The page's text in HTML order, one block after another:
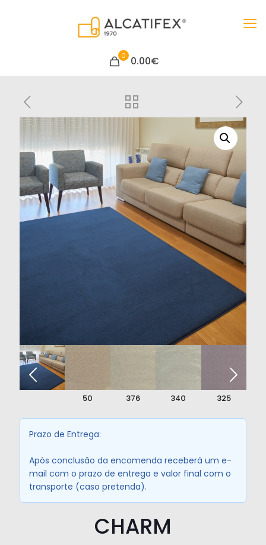
0 0.00€
50 376 340 325
Prazo de Entrega:
Após conclusão da encomenda receberá um e-
mail com o prazo de entrega e valor final com o
transporte (caso pretenda).
CHARM